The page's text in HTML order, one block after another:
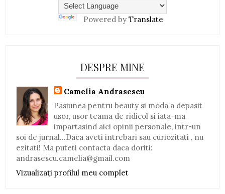
Powered by Translate
DESPRE MINE
Camelia Andrasescu
Pasiunea pentru beauty si moda a depasit
usor, usor teama de ridicol si iata-ma
impartasind aici opinii personale, intr-un
soi de jurnal...Daca aveti intrebari sau curiozitati , nu
ezitati! Ma puteti contacta daca doriti:
andrasescu.camelia@gmail.com
Vizualizați profilul meu complet